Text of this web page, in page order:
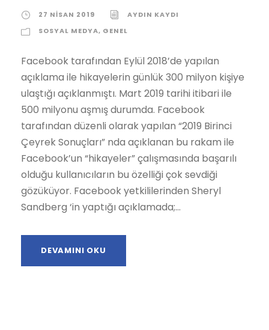
27 NISAN 2019
AYDIN KAYDI
SOSYAL MEDYA, GENEL
Facebook tarafından Eylül 2018’de yapılan
açıklama ile hikayelerin günlük 300 milyon kişiye
ulaştığı açıklanmıştı. Mart 2019 tarihi itibari ile
500 milyonu aşmış durumda. Facebook
tarafından düzenli olarak yapılan “2019 Birinci
Çeyrek Sonuçları” nda açıklanan bu rakam ile
Facebook’un “hikayeler” çalışmasında başarılı
olduğu kullanıcıların bu özelliği çok sevdiği
gözüküyor. Facebook yetkililerinden Sheryl
Sandberg ‘in yaptığı açıklamada;...
DEVAMINI OKU